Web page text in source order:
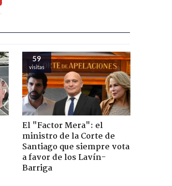
59
visitas
El "Factor Mera": el
ministro de la Corte de
Santiago que siempre vota
a favor de los Lavín-
Barriga